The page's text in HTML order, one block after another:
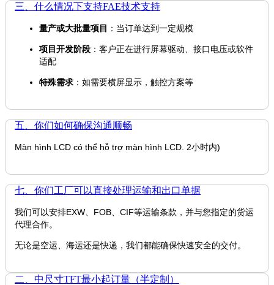
三、什么情况下支持FAE技术支持
量产或大批量项目 ：当订单达到一定规模
项目开发阶段 ：客户正在进行屏幕驱动、接口电压或软件
适配
特殊需求 ：如需要横屏显示，触控方案等
五、你们如何确保沟通顺畅
Màn hình LCD có thể hỗ trợ màn hình LCD. 2小时内)
七、你们工厂可以直接处理运输和出口单据
我们可以安排EXW、FOB、CIF等运输条款，并与您指定的货运
代理合作。
无论是空运、海运还是快递，我们都能确保快速安全的交付。
二、中尺寸TFT最小起订量（半定制）